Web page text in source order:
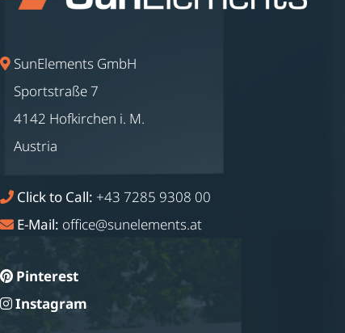
SunElements GmbH
Sportstraße 7
4142 Hofkirchen i. M.
Austria
Click to Call: +43 7285 9308 00
E-Mail: office@sunelements.at
Pinterest
Instagram